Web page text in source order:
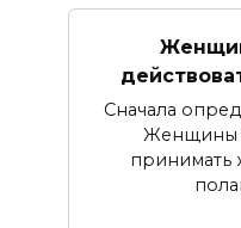
Сначала
Женщины
принимать